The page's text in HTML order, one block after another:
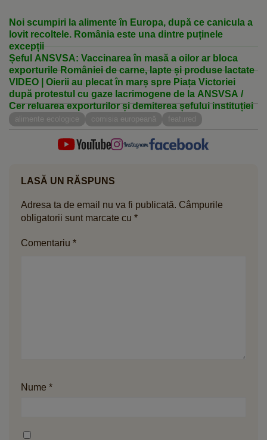
Noi scumpiri la alimente în Europa, după ce canicula a
lovit recoltele. România este una dintre puținele
excepții
Șeful ANSVSA: Vaccinarea în masă a oilor ar bloca
exporturile României de carne, lapte și produse lactate
VIDEO | Oierii au plecat în marș spre Piața Victoriei
după protestul cu gaze lacrimogene de la ANSVSA /
Cer reluarea exporturilor și demiterea șefului instituției
alimente ecologice comisia europeană featured
LASĂ UN RĂSPUNS
Adresa ta de email nu va fi publicată. Câmpurile
obligatorii sunt marcate cu *
Comentariu *
Nume *